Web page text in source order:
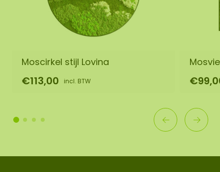
Moscirkel stijl Lovina
€113,00 incl. BTW